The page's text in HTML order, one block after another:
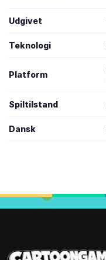
Udgivet
Teknologi
Platform
Spiltilstand
Dansk